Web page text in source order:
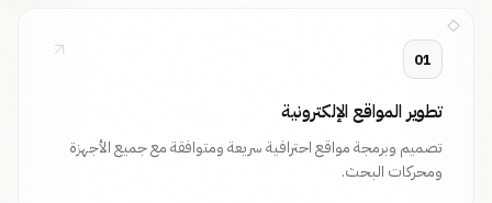
01
تطوير المواقع الإلكترونية
تصميم وبرمجة مواقع احترافية سريعة ومتوافقة مع جميع الأجهزة
ومحركات البحث.